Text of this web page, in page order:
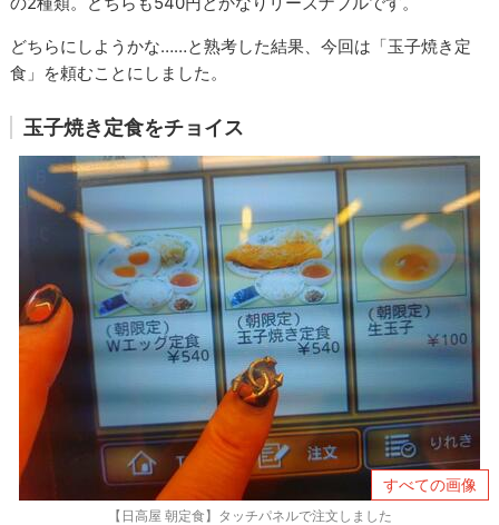
どちらにしようかな……と熟考した結果、今回は「玉子焼き定
食」を頼むことにしました。
玉子焼き定食をチョイス
すべての画像
【日高屋 朝定食】タッチパネルで注文しました